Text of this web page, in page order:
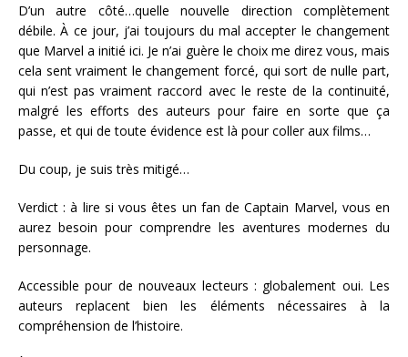
D’un autre côté…quelle nouvelle direction complètement
débile. À ce jour, j’ai toujours du mal accepter le changement
que Marvel a initié ici. Je n’ai guère le choix me direz vous, mais
cela sent vraiment le changement forcé, qui sort de nulle part,
qui n’est pas vraiment raccord avec le reste de la continuité,
malgré les efforts des auteurs pour faire en sorte que ça
passe, et qui de toute évidence est là pour coller aux films…
Du coup, je suis très mitigé…
Verdict : à lire si vous êtes un fan de Captain Marvel, vous en
aurez besoin pour comprendre les aventures modernes du
personnage.
Accessible pour de nouveaux lecteurs : globalement oui. Les
auteurs replacent bien les éléments nécessaires à la
compréhension de l’histoire.